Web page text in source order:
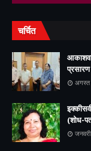
चर्चित
अगस्त
(शोध-